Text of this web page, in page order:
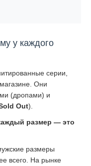
у каждого
серии,
Они
(дропами) и
Out).
размер — это
размеры
всего. На рынке